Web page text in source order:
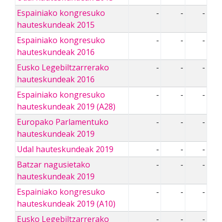
Espainiako kongresuko
hauteskundeak 2015
- - -
Espainiako kongresuko
hauteskundeak 2016
- - -
Eusko Legebiltzarrerako
hauteskundeak 2016
- - -
Espainiako kongresuko
hauteskundeak 2019 (A28)
- - -
Europako Parlamentuko
hauteskundeak 2019
- - -
Udal hauteskundeak 2019 - -
-
Batzar nagusietako
hauteskundeak 2019
- - -
Espainiako kongresuko
hauteskundeak 2019 (A10)
- - -
Eusko Legebiltzarrerako - - -